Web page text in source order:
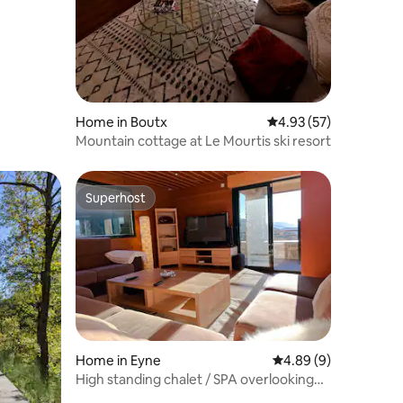
Home in Boutx 4.93 out of 5
4.93 (57)
Mountain cottage at Le Mourtis ski resort
Superhost
Superhost
Home in Eyne 4.89 out of 5
4.89 (9)
High standing chalet / SPA overlooking